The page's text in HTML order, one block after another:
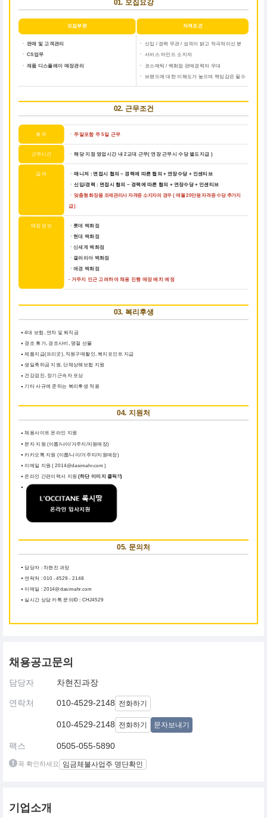
01. 모집요강
모집부문 자격조건
ㆍ 판매 및 고객관리
ㆍ CS업무
ㆍ 제품 디스플레이 매장관리
ㆍ
신입 / 경력 무관 / 성격이 밝고 적극적이신 분
ㆍ
서비스 마인드 소지자
ㆍ
코스메틱 / 백화점 판매경력자 우대
ㆍ
브랜드에 대한 이해도가 높으며 책임감은 필수
02. 근무조건
휴 무 ㆍ주말포함 주 5일 근무
근무시간 ㆍ해당 지점 영업시간 내 2교대 근무( 연장 근무시 수당 별도지급 )
급 여 ㆍ매니저 : 면접시 협의 ~ 경력에 따른 협의 + 연장수당 + 인센티브
ㆍ신입/경력 : 면접시 협의 ~ 경력에 따른 협의 + 연장수당 + 인센티브
ㆍ맞춤형 화장품 조제관리사 자격증 소지자의 경우 ( 매월 20만원 자격증 수당 추가지
급 )
매장 정보
ㆍ롯데 백화점
ㆍ현대 백화점
ㆍ신세계 백화점
ㆍ갤러리아 백화점
ㆍ애경 백화점
- 거주지 인근 고려하여 채용 진행 매장 배치 예정
03. 복리후생
4대 보험, 연차 및 퇴직금
경조 휴가, 경조사비, 명절 선물
제품지급(프리굿), 직원구매할인, 복지포인트 지급
생일축하금 지원, 단체상해보험 지원
건강검진, 장기근속자 포상
기타 사규에 준하는 복리후생 적용
04. 지원처
채용사이트 온라인 지원
문자 지원 (이름/나이/거주지/지원매장)
카카오톡 지원 (이름/나이/거주지/지원매장)
이메일 지원 ( 2014@dasimahr.com )
온라인 간편이력서 지원 (하단 이미지 클릭!!)
05. 문의처
담당자 : 차현진 과장
연락처 : 010 - 4529 - 2148
이메일 : 2014@dasimahr.com
실시간 상담 카톡 문의ID : CHJ4529
채용공고문의
담당자 차현진과장
연락처 010-4529-2148 전화하기
010-4529-2148 전화하기 문자보내기
팩스 0505-055-5890
꼭 확인하세요 임금체불사업주 명단확인
기업소개